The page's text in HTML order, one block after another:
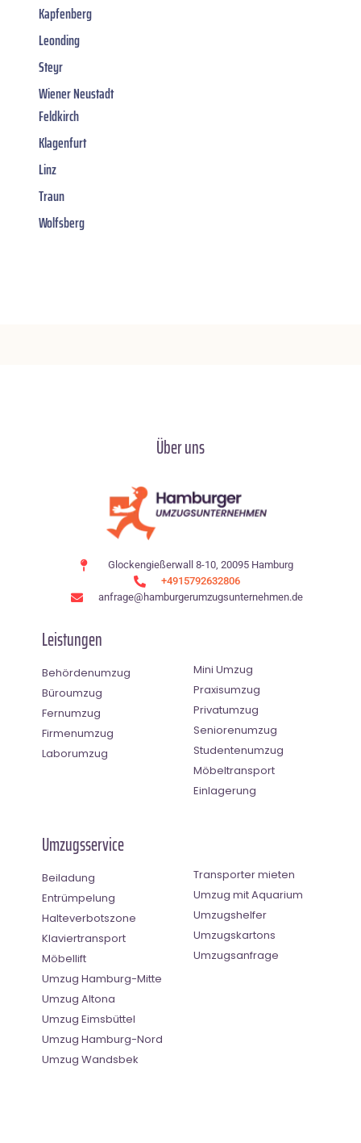
Kapfenberg
Leonding
Steyr
Wiener Neustadt
Feldkirch
Klagenfurt
Linz
Traun
Wolfsberg
Über uns
Glockengießerwall 8-10, 20095 Hamburg
+4915792632806
anfrage@hamburgerumzugsunternehmen.de
Leistungen
Behördenumzug
Büroumzug
Fernumzug
Firmenumzug
Laborumzug
Mini Umzug
Praxisumzug
Privatumzug
Seniorenumzug
Studentenumzug
Möbeltransport
Einlagerung
Umzugsservice
Beiladung
Entrümpelung
Halteverbotszone
Klaviertransport
Möbellift
Umzug Hamburg-Mitte
Umzug Altona
Umzug Eimsbüttel
Umzug Hamburg-Nord
Umzug Wandsbek
Transporter mieten
Umzug mit Aquarium
Umzugshelfer
Umzugskartons
Umzugsanfrage